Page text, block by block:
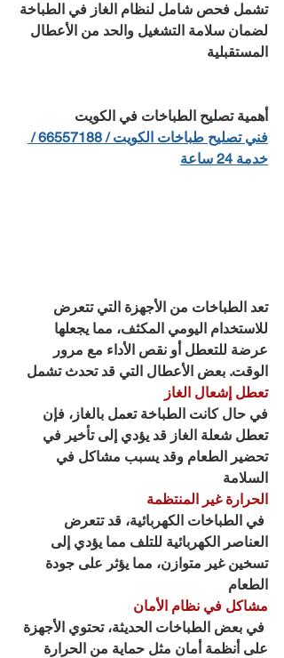
تشمل فحص شامل لنظام الغاز في الطباخة
لضمان سلامة التشغيل والحد من الأعطال
المستقبلية
أهمية تصليح الطباخات في الكويت
فني تصليح طباخات الكويت / 66557188 /
خدمة 24 ساعة
تعد الطباخات من الأجهزة التي تتعرض
للاستخدام اليومي المكثف، مما يجعلها
عرضة للتعطل أو نقص الأداء مع مرور
الوقت. بعض الأعطال التي قد تحدث تشمل
تعطل إشعال الغاز
في حال كانت الطباخة تعمل بالغاز، فإن
تعطل شعلة الغاز قد يؤدي إلى تأخير في
تحضير الطعام وقد يسبب مشاكل في
السلامة
الحرارة غير المنتظمة
في الطباخات الكهربائية، قد تتعرض
العناصر الكهربائية للتلف مما يؤدي إلى
تسخين غير متوازن، مما يؤثر على جودة
الطعام
مشاكل في نظام الأمان
في بعض الطباخات الحديثة، تحتوي الأجهزة
على أنظمة أمان مثل حماية من الحرارة